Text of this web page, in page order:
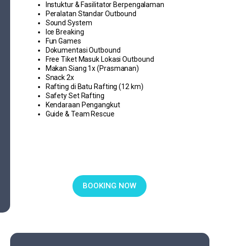
Instuktur & Fasilitator Berpengalaman
Peralatan Standar Outbound
Sound System
Ice Breaking
Fun Games
Dokumentasi Outbound
Free Tiket Masuk Lokasi Outbound
Makan Siang 1x (Prasmanan)
Snack 2x
Rafting di Batu Rafting (12 km)
Safety Set Rafting
Kendaraan Pengangkut
Guide & Team Rescue
BOOKING NOW